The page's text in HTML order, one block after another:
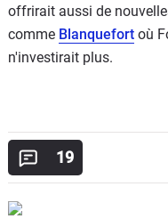
offrirait aussi de
comme Blanquefort où
n'investirait plus.
19